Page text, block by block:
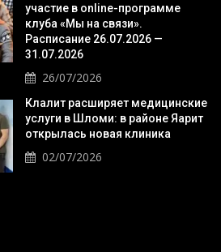
участие в online-программе
клуба «Мы на связи».
Расписание 26.07.2026 —
31.07.2026
26/07/2026
Клалит расширяет медицинские
услуги в Шломи: в районе Яарит
открылась новая клиника
02/07/2026